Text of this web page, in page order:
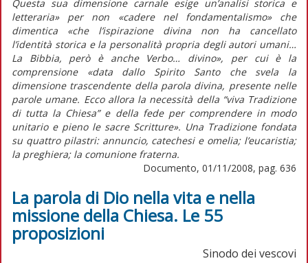
Questa sua dimensione carnale esige un’analisi storica e
letteraria» per non «cadere nel fondamentalismo» che
dimentica «che l’ispirazione divina non ha cancellato
l’identità storica e la personalità propria degli autori umani…
La Bibbia, però è anche Verbo… divino», per cui è la
comprensione «data dallo Spirito Santo che svela la
dimensione trascendente della parola divina, presente nelle
parole umane. Ecco allora la necessità della “viva Tradizione
di tutta la Chiesa” e della fede per comprendere in modo
unitario e pieno le sacre Scritture». Una Tradizione fondata
su quattro pilastri: annuncio, catechesi e omelia; l’eucaristia;
la preghiera; la comunione fraterna.
Documento, 01/11/2008, pag. 636
La parola di Dio nella vita e nella
missione della Chiesa. Le 55
proposizioni
Sinodo dei vescovi